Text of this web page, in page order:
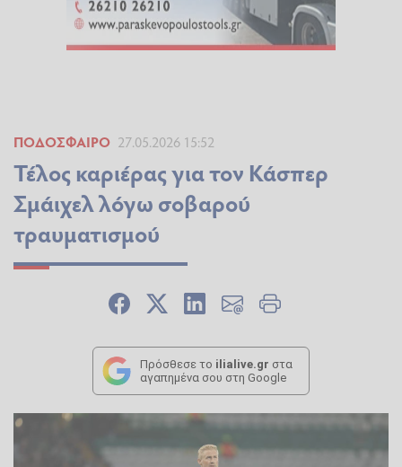
ΠΟΔΌΣΦΑΙΡΟ 27.05.2026 15:52
Τέλος καριέρας για τον Κάσπερ
Σμάιχελ λόγω σοβαρού
τραυματισμού
Πρόσθεσε το ilialive.gr στα
αγαπημένα σου στη Google